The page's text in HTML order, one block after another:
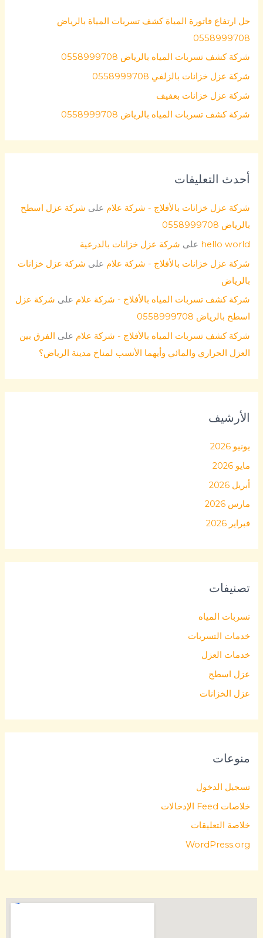
حل ارتفاع فاتورة المياة كشف تسربات المياة بالرياض
0558999708
شركة كشف تسربات المياه بالرياض 0558999708
شركة عزل خزانات بالزلفي 0558999708
شركة عزل خزانات بعفيف
شركة كشف تسربات المياه بالرياض 0558999708
أحدث التعليقات
شركة عزل خزانات بالأفلاج - شركة علام على شركة عزل اسطح
بالرياض 0558999708
hello world على شركة عزل خزانات بالدرعية
شركة عزل خزانات بالأفلاج - شركة علام على شركة عزل خزانات
بالرياض
شركة كشف تسربات المياه بالأفلاج - شركة علام على شركة عزل
اسطح بالرياض 0558999708
شركة كشف تسربات المياه بالأفلاج - شركة علام على الفرق بين
العزل الحراري والمائي وأيهما الأنسب لمناخ مدينة الرياض؟
الأرشيف
يونيو 2026
مايو 2026
أبريل 2026
مارس 2026
فبراير 2026
تصنيفات
تسربات المياه
خدمات التسربات
خدمات العزل
عزل اسطح
عزل الخزانات
منوعات
تسجيل الدخول
خلاصات Feed الإدخالات
خلاصة التعليقات
WordPress.org